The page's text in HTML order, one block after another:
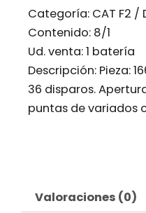
Categoría: CAT F2 /
Contenido: 8/1
Ud. venta: 1 batería
Descripción: Pieza:
36 disparos.
puntas de variados
Valoraciones (0)